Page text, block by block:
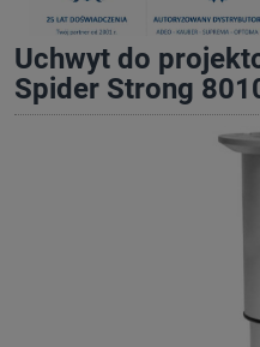
Uchwyt do
Spider Strong